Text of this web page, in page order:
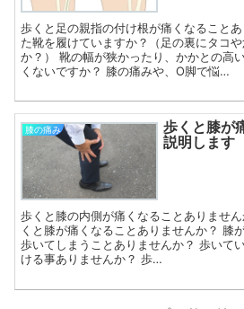
歩くと足の親指の付け根が痛くなること
た靴を履けていますか？（足の裏にタコ
か？） 靴の幅が狭かったり、かかとの高
くないですか？ 膝の痛みや、O脚で悩…
膝の痛み
歩くと膝が
説明します
歩くと膝の内側が痛くなることありませ
くと膝が痛くなることありませんか？ 膝
歩いてしまうことありませんか？ 歩いて
ける事ありませんか？ 歩…